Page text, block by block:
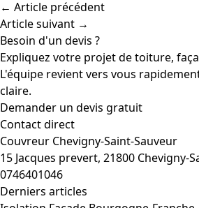
← Article précédent
Article suivant →
Besoin d'un devis ?
Expliquez votre projet de toiture,
L'équipe revient vers vous
claire.
Demander un devis gratuit
Contact direct
Couvreur Chevigny-Saint-Sauveur
15 Jacques prevert, 21800 Chevigny-
0746401046
Derniers articles